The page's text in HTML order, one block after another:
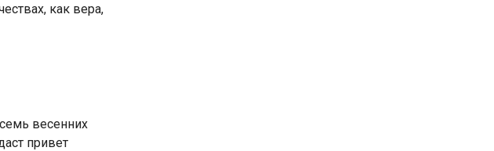
как вера,
весенних
привет